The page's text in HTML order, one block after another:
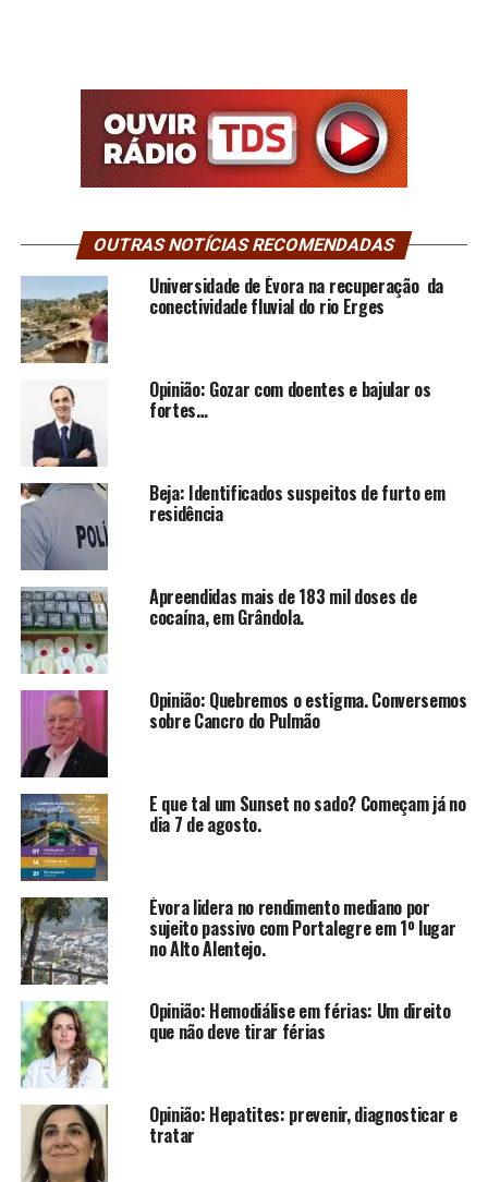
OUTRAS NOTÍCIAS RECOMENDADAS
Universidade de Évora na recuperação da
conectividade fluvial do rio Erges
Opinião: Gozar com doentes e bajular os
fortes…
Beja: Identificados suspeitos de furto em
residência
Apreendidas mais de 183 mil doses de
cocaína, em Grândola.
Opinião: Quebremos o estigma. Conversemos
sobre Cancro do Pulmão
E que tal um Sunset no sado? Começam já no
dia 7 de agosto.
Évora lidera no rendimento mediano por
sujeito passivo com Portalegre em 1º lugar
no Alto Alentejo.
Opinião: Hemodiálise em férias: Um direito
que não deve tirar férias
Opinião: Hepatites: prevenir, diagnosticar e
tratar